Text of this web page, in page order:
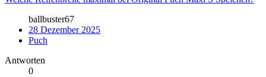
ballbuster67
28 Dezember 2025
Puch
Antworten
0